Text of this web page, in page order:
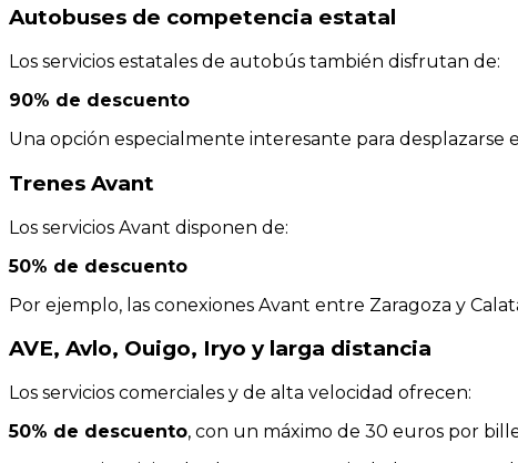
Autobuses de competencia estatal
Los servicios estatales de autobús también disfrutan de:
90% de descuento
Una opción especialmente interesante para desplazarse
Trenes Avant
Los servicios Avant disponen de:
50% de descuento
Por ejemplo, las conexiones Avant entre Zaragoza y
AVE, Avlo, Ouigo, Iryo y larga distancia
Los servicios comerciales y de alta velocidad ofrecen:
50% de descuento, con un máximo de 30 euros por